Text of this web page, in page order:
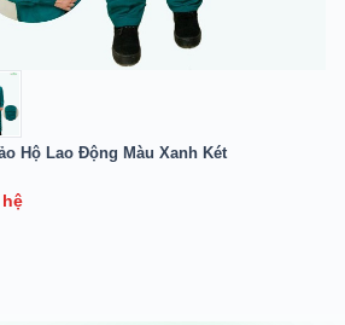
Hộ Lao Động Màu Xanh Két